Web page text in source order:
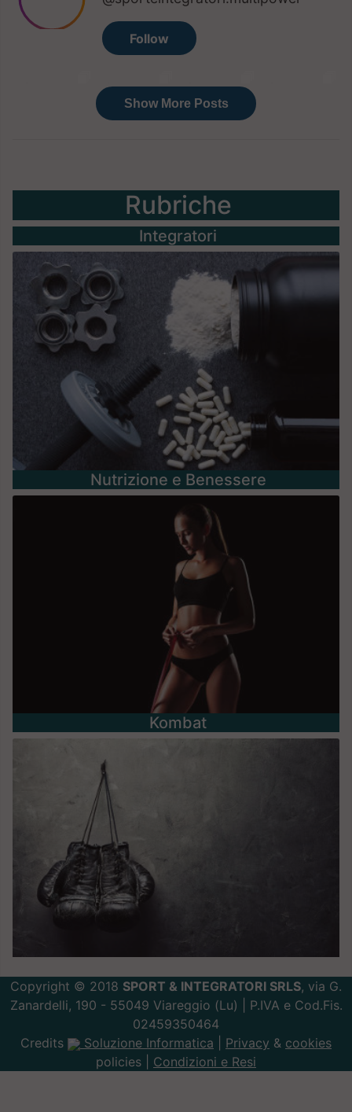
Rubriche
Integratori
Nutrizione e Benessere
Kombat
Copyright © 2018 SPORT & INTEGRATORI SRLS, via G.
Zanardelli, 190 - 55049 Viareggio (Lu) | P.IVA e Cod.Fis.
02459350464
Credits
Soluzione Informatica Privacy & cookies
policies | Condizioni e Resi